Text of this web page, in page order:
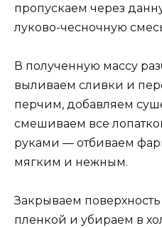
пропускаем через
луково-чесночную
В полученную массу
выливаем сливки и
перчим, добавляем
смешиваем все
руками — отбиваем
мягким и нежным.
Закрываем
пленкой и убираем в